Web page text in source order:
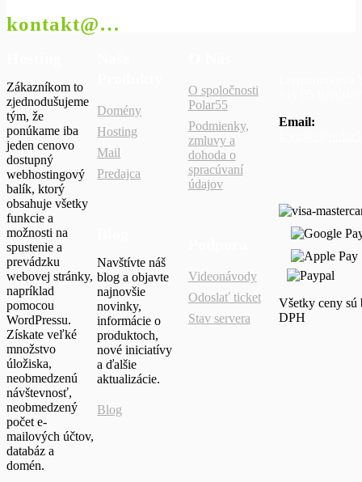
kontakt@polar55.sk
Zákazníkom to
zjednodušujeme
tým, že
ponúkame iba
jeden cenovo
dostupný
webhostingový
balík, ktorý
obsahuje všetky
funkcie a
možnosti na
spustenie a
prevádzku
webovej stránky,
napríklad
pomocou
WordPressu.
Získate veľké
množstvo
úložiska,
neobmedzenú
návštevnosť,
neobmedzený
počet e-
mailových účtov,
databáz a
domén.
Domény
Hosting
Mail
Predajca
Navštívte náš
blog a objavte
najnovšie
novinky,
informácie o
produktoch,
nové iniciatívy
a ďalšie
aktualizácie.
Blog
O spoločnosti
Polar55
Podmienky,
zmluvy a
dohoda o
spracúvaní
údajov
Videonávody
Odoslať ticket
Stav servera
Email:
Všetky ceny sú
DPH